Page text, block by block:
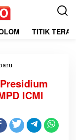
TITIK
n
s
o
i
d
ICMI